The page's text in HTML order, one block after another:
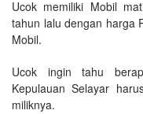
Ucok memiliki Mobil
tahun lalu dengan harga
Mobil.
Ucok ingin tahu
Kepulauan Selayar
miliknya.